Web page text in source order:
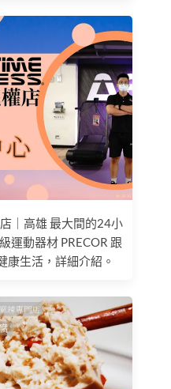
｜高雄 最大間的24小
運動器材 PRECOR 跟
康生活，詳細介紹。